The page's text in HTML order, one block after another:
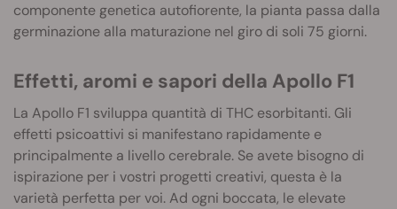
componente genetica autofiorente, la pianta passa dalla
germinazione alla maturazione nel giro di soli 75 giorni.
Effetti, aromi e sapori della Apollo F1
La Apollo F1 sviluppa quantità di THC esorbitanti. Gli
effetti psicoattivi si manifestano rapidamente e
principalmente a livello cerebrale. Se avete bisogno di
ispirazione per i vostri progetti creativi, questa è la
varietà perfetta per voi. Ad ogni boccata, le elevate